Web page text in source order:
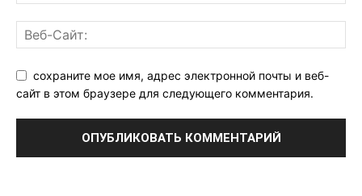
сохраните мое имя, адрес электронной почты и веб-
сайт в этом браузере для следующего комментария.